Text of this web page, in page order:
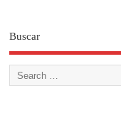
Buscar